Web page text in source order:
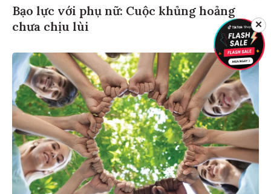
Bạo lực với phụ nữ: Cuộc khủng hoảng
chưa chịu lùi
✕